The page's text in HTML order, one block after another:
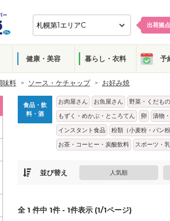
出荷拠
健康・美容 暮らし・衣料 予
味料 ソース・ケチャップ お好み焼
食品・飲
料・酒
お肉屋さん お魚屋さん 野菜・くだもの
もずく・めかぶ・ところてん
卵 漬物
インスタント食品
粉類（小麦粉・パン
お茶・コーヒー・炭酸飲料
スポーツ・
並び替え 人気順
全 1 件中 1件 - 1件表示 (1/1ページ)